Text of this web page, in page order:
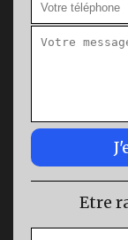
Etre